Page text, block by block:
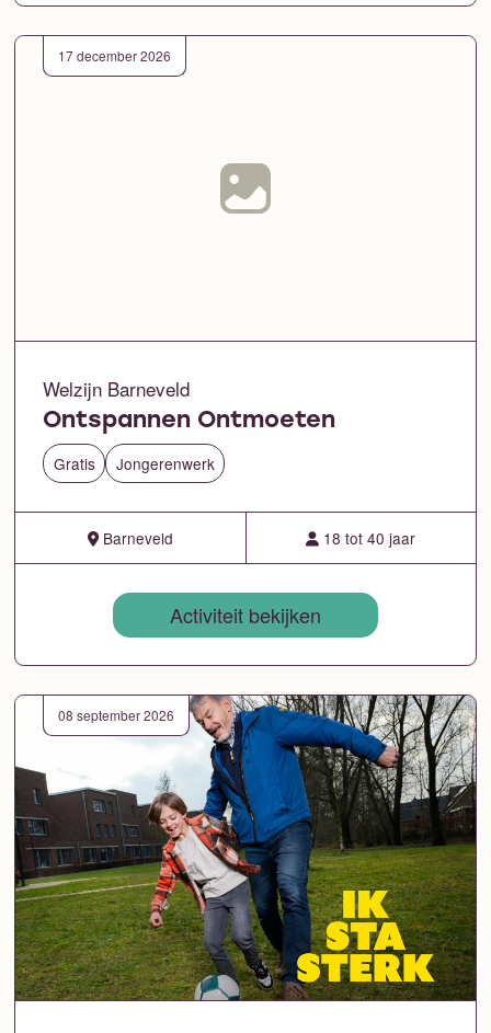
17 december 2026
Welzijn Barneveld
Ontspannen Ontmoeten
Gratis Jongerenwerk
Barneveld 18 tot 40 jaar
Activiteit bekijken
08 september 2026